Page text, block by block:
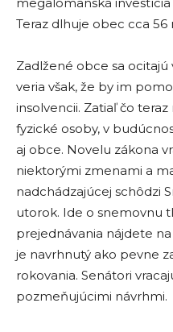
Teraz dlhuje obec cca 56
Zadlžené obce sa ocitajú
veria však, že by im
insolvencii. Zatiaľ čo
fyzické osoby, v
aj obce. Novelu zákona
niektorými zmenami a
nadchádzajúcej schôdzi
utorok. Ide o snemovnu
prejednávania nájdete
je navrhnutý ako pevne
rokovania. Senátori
pozmeňujúcimi návrhmi.